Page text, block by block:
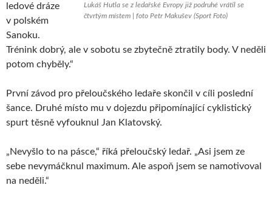
Lukáš Hutla se z ledařské Evropy již podruhé vrátil se
čtvrtým místem | foto Petr Makušev (Sport Foto)
ledové dráze
v polském
Sanoku.
Trénink dobrý, ale v sobotu se zbytečně ztratily body. V neděli
potom chyběly.“
První závod pro přeloučského ledaře skončil v cíli poslední
šance. Druhé místo mu v dojezdu připomínající cyklistický
spurt těsně vyfouknul Jan Klatovský.
„Nevyšlo to na pásce,“ říká přeloučský ledař. „Asi jsem ze
sebe nevymáčknul maximum. Ale aspoň jsem se namotivoval
na neděli.“